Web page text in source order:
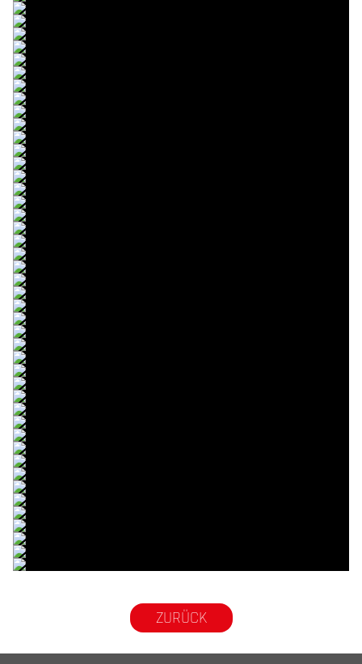
© R.Lekl
© R.Lekl
© R.Lekl
© R.Lekl
© R.Lekl
© R.Lekl
© R.Lekl
© R.Lekl
© R.Lekl
© R.Lekl
© R.Lekl
© R.Lekl
© R.Lekl
© R.Lekl
© R.Lekl
© R.Lekl
© R.Lekl
© R.Lekl
© R.Lekl
© R.Lekl
© R.Lekl
© R.Lekl
© R.Lekl
© R.Lekl
© R.Lekl
© R.Lekl
© R.Lekl
© R.Lekl
© R.Lekl
© R.Lekl
© R.Lekl
© R.Lekl
© R.Lekl
© R.Lekl
© R.Lekl
© R.Lekl
© R.Lekl
© R.Lekl
© R.Lekl
© R.Lekl
© R.Lekl
© R.Lekl
© R.Lekl
© R.Lekl
ZURÜCK